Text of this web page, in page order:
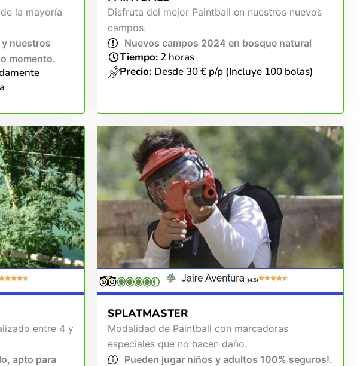
la mayoría
y nuestros
momento.
Disfruta del mejor Paintball en nuestros nuevos
campos.
Nuevos campos 2024 en bosque natural
Tiempo: 2 horas
Precio: Desde 30 € p/p (Incluye 100 bolas)
entre 4 y
apto para
(4.5)
SPLATMASTER
Modalidad de Paintball con marcadoras
especiales que no hacen daño.
Pueden jugar niños y adultos 100% seguros!.